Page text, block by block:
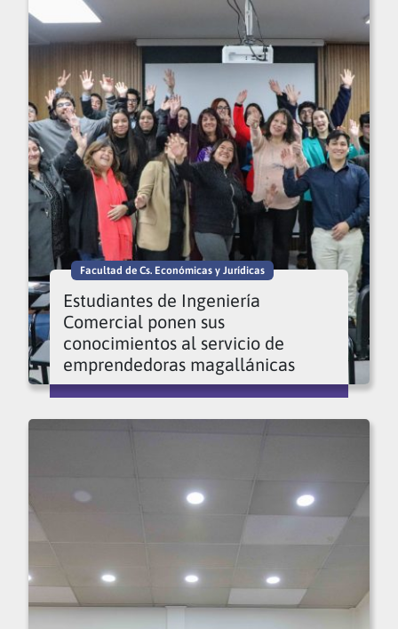
Facultad de Cs. Económicas y Jurídicas
Estudiantes de Ingeniería
Comercial ponen sus
conocimientos al servicio de
emprendedoras magallánicas